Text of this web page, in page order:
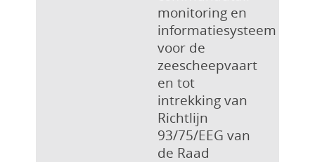
monitoring en
informatiesysteem
voor de
zeescheepvaart
en tot
intrekking van
Richtlijn
93/75/EEG van
de Raad